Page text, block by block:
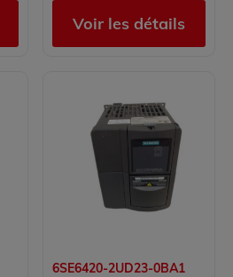
Voir les détails
6SE6420-2UD23-0BA1